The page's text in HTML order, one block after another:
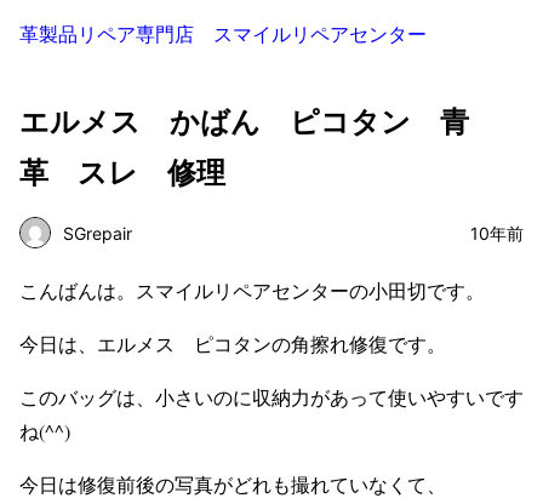
革製品リペア専門店 スマイルリペアセンター
エルメス かばん ピコタン 青
革 スレ 修理
SGrepair 10年前
こんばんは。スマイルリペアセンターの小田切です。
今日は、エルメス ピコタンの角擦れ修復です。
このバッグは、小さいのに収納力があって使いやすいです
ね(^^)
今日は修復前後の写真がどれも撮れていなくて、